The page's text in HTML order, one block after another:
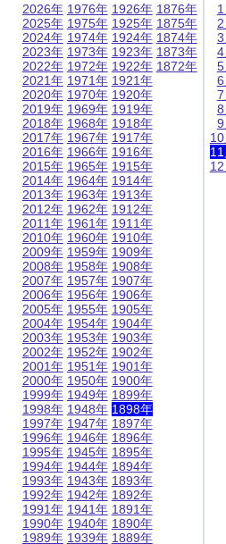
2026年
2025年
2024年
2023年
2022年
2021年
2020年
2019年
2018年
2017年
2016年
2015年
2014年
2013年
2012年
2011年
2010年
2009年
2008年
2007年
2006年
2005年
2004年
2003年
2002年
2001年
2000年
1999年
1998年
1997年
1996年
1995年
1994年
1993年
1992年
1991年
1990年
1989年
1976年
1975年
1974年
1973年
1972年
1971年
1970年
1969年
1968年
1967年
1966年
1965年
1964年
1963年
1962年
1961年
1960年
1959年
1958年
1957年
1956年
1955年
1954年
1953年
1952年
1951年
1950年
1949年
1948年
1947年
1946年
1945年
1944年
1943年
1942年
1941年
1940年
1939年
1926年
1925年
1924年
1923年
1922年
1921年
1920年
1919年
1918年
1917年
1916年
1915年
1914年
1913年
1912年
1911年
1910年
1909年
1908年
1907年
1906年
1905年
1904年
1903年
1902年
1901年
1900年
1899年
1898年
1897年
1896年
1895年
1894年
1893年
1892年
1891年
1890年
1889年
1876年
1875年
1874年
1873年
1872年